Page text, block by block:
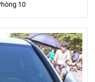
85 - 95% so với hình
có thể thay đổi tùy
có thể thay đổi chút ít
thị khác nhau trên
sáng)
10